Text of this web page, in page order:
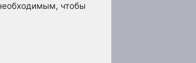
чтобы